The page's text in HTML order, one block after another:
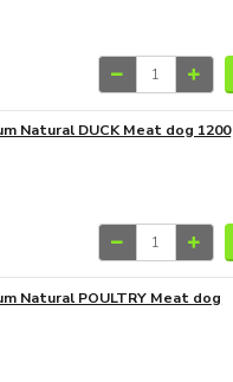
Natural DUCK Meat dog 1200
Natural POULTRY Meat dog